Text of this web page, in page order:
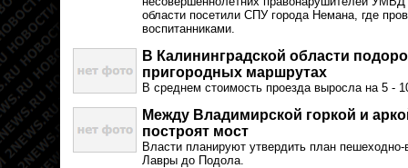
области посетили СПУ города Немана, где
воспитанниками.
В Калининградской области
пригородных маршрутах
В среднем стоимость проезда выросла на 5 -
Между Владимирской горкой и
построят мост
Власти планируют утвердить план
Лавры до Подола.